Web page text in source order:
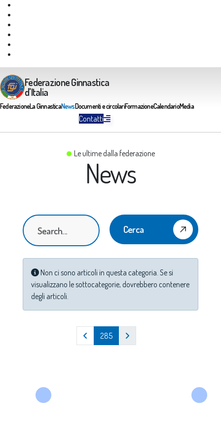
Federazione Ginnastica
d'Italia
FederazioneLa GinnasticaNewsDocumenti e circolariFormazioneCalendarioMedia
Contatti
Le ultime dalla federazione
News
Cerca
Info
Non ci sono articoli in questa categoria. Se si
visualizzano le sottocategorie, dovrebbero contenere
degli articoli.
285